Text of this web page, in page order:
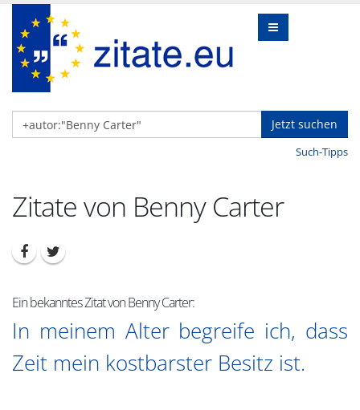
Jetzt suchen
Such-Tipps
Zitate von Benny Carter
Ein bekanntes Zitat von Benny Carter:
In meinem Alter begreife ich, dass
Zeit mein kostbarster Besitz ist.